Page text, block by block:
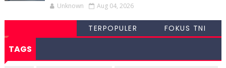
Unknown Aug 04, 2026
TERPOPULER FOKUS TNI
TAGS